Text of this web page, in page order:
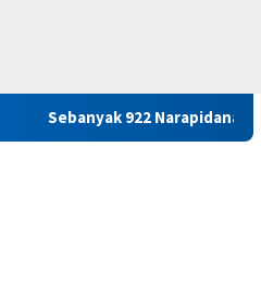
Sebanyak 922 Narapidana dan